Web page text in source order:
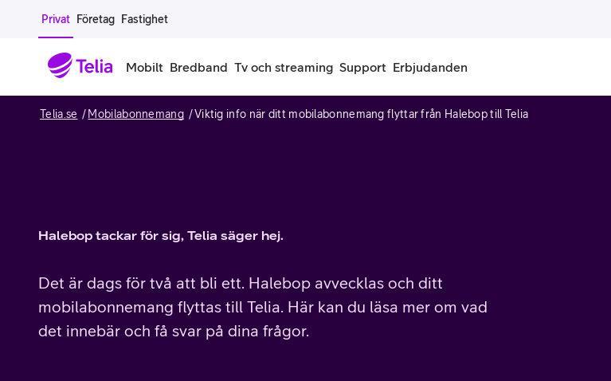
Gå till sidans innehåll
Privat Företag Fastighet
Mobilt
Google Pixel
Alla mobiltelefoner
Begagnade mobiltelefoner
Mobilabonnemang för pensionär
Bredband Tv och streaming Support Erbjudanden
Telia.se Mobilabonnemang Viktig info när ditt mobilabonnemang flyttar från Halebop till Telia
Halebop tackar för sig, Telia säger hej.
Det är dags för två att bli ett. Halebop avvecklas och ditt
mobilabonnemang flyttas till Telia. Här kan du läsa mer om vad
det innebär och få svar på dina frågor.